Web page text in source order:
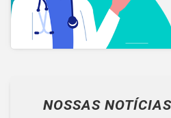
NOSSAS NOTÍCIAS